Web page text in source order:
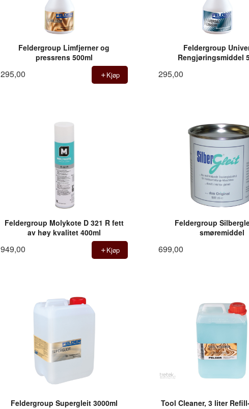
Feldergroup Limfjerner og
pressrens 500ml
295,00 Kjøp
Feldergroup
Rengjøringsmiddel
295,00
Feldergroup Molykote D 321 R fett
av høy kvalitet 400ml
949,00 Kjøp
Feldergroup
smøremiddel
699,00
Feldergroup Supergleit 3000ml Tool Cleaner, 3 liter